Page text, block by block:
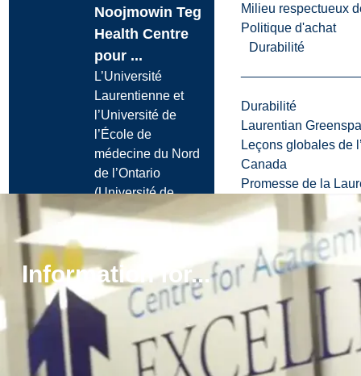
Milieu respectueux
Politique d'achat
Durabilité
Durabilité
Laurentian
Leçons globales de
Canada
Promesse de la
Information for...
Noojmowin Teg
Health Centre
pour ...
L’Université
Laurentienne et
l’Université de
l’École de
médecine du Nord
de l’Ontario
(Université de...
Le 5 aoû., 2026
En savoir plus
Nouvelles
Projets
d’infrastructure
du campus en